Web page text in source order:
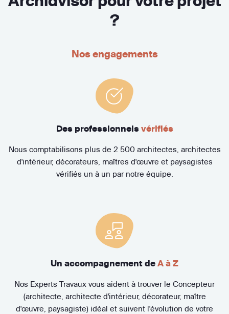
?
Nos engagements
Des professionnels vérifiés
Nous comptabilisons plus de 2 500 architectes, architectes
d'intérieur, décorateurs, maîtres d'œuvre et paysagistes
vérifiés un à un par notre équipe.
Un accompagnement de A à Z
Nos Experts Travaux vous aident à trouver le Concepteur
(architecte, architecte d'intérieur, décorateur, maître
d'œuvre, paysagiste) idéal et suivent l'évolution de votre